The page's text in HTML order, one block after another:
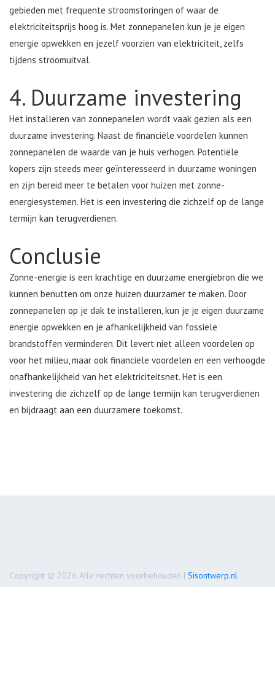
gebieden met frequente stroomstoringen of waar de
elektriciteitsprijs hoog is. Met zonnepanelen kun je je eigen
energie opwekken en jezelf voorzien van elektriciteit, zelfs
tijdens stroomuitval.
4. Duurzame investering
Het installeren van zonnepanelen wordt vaak gezien als een
duurzame investering. Naast de financiële voordelen kunnen
zonnepanelen de waarde van je huis verhogen. Potentiële
kopers zijn steeds meer geïnteresseerd in duurzame woningen
en zijn bereid meer te betalen voor huizen met zonne-
energiesystemen. Het is een investering die zichzelf op de lange
termijn kan terugverdienen.
Conclusie
Zonne-energie is een krachtige en duurzame energiebron die we
kunnen benutten om onze huizen duurzamer te maken. Door
zonnepanelen op je dak te installeren, kun je je eigen duurzame
energie opwekken en je afhankelijkheid van fossiele
brandstoffen verminderen. Dit levert niet alleen voordelen op
voor het milieu, maar ook financiële voordelen en een verhoogde
onafhankelijkheid van het elektriciteitsnet. Het is een
investering die zichzelf op de lange termijn kan terugverdienen
en bijdraagt aan een duurzamere toekomst.
Copyright © 2026 Alle rechten voorbehouden | Sisontwerp.nl